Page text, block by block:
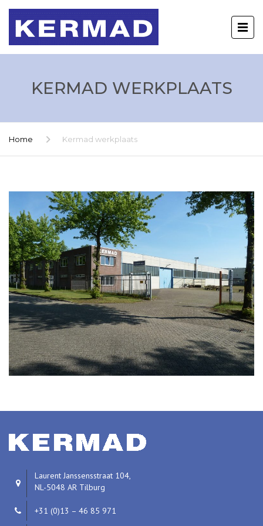
KERMAD WERKPLAATS
Home Kermad werkplaats
Laurent Janssensstraat 104,
NL-5048 AR Tilburg
+31 (0)13 – 46 85 971